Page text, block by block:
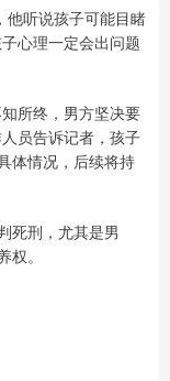
他听说孩子可能目睹
心理一定会出问题
所终，男方坚决要
员告诉记者，孩子
体情况，后续将持
死刑，尤其是男
。